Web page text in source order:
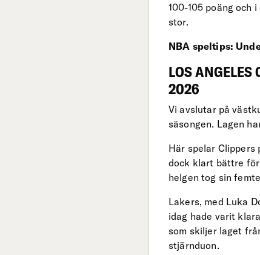
100-105 poäng och
stor.
NBA speltips:
LOS ANGELES
2026
Vi avslutar på
säsongen. Lagen
Här spelar Clippers
dock klart bättre för
helgen tog sin
Lakers, med Luka
idag hade varit
som skiljer laget
stjärnduon.